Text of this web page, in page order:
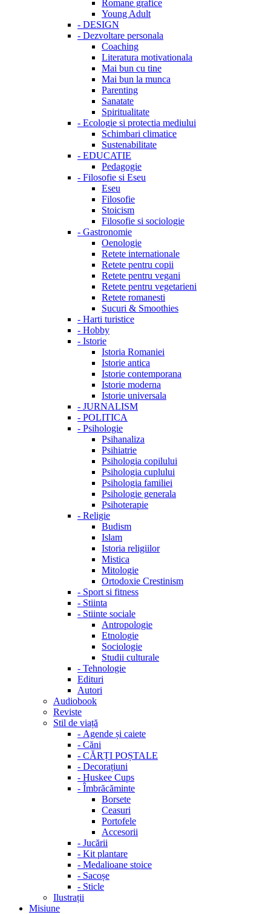
Romane grafice
Young Adult
- DESIGN
- Dezvoltare personala
Coaching
Literatura motivationala
Mai bun cu tine
Mai bun la munca
Parenting
Sanatate
Spiritualitate
- Ecologie si protectia mediului
Schimbari climatice
Sustenabilitate
- EDUCATIE
Pedagogie
- Filosofie si Eseu
Eseu
Filosofie
Stoicism
Filosofie si sociologie
- Gastronomie
Oenologie
Retete internationale
Retete pentru copii
Retete pentru vegani
Retete pentru vegetarieni
Retete romanesti
Sucuri & Smoothies
- Harti turistice
- Hobby
- Istorie
Istoria Romaniei
Istorie antica
Istorie contemporana
Istorie moderna
Istorie universala
- JURNALISM
- POLITICA
- Psihologie
Psihanaliza
Psihiatrie
Psihologia copilului
Psihologia cuplului
Psihologia familiei
Psihologie generala
Psihoterapie
- Religie
Budism
Islam
Istoria religiilor
Mistica
Mitologie
Ortodoxie Crestinism
- Sport si fitness
- Stiinta
- Stiinte sociale
Antropologie
Etnologie
Sociologie
Studii culturale
- Tehnologie
Edituri
Autori
Audiobook
Reviste
Stil de viață
- Agende și caiete
- Căni
- CĂRȚI POȘTALE
- Decorațiuni
- Huskee Cups
- Îmbrăcăminte
Borsete
Ceasuri
Portofele
Accesorii
- Jucării
- Kit plantare
- Medalioane stoice
- Sacoșe
- Sticle
Ilustrații
Misiune